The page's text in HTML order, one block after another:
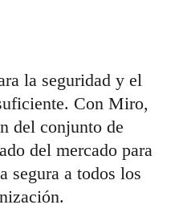
la seguridad y el
Con Miro,
del conjunto de
del mercado para
segura a todos los